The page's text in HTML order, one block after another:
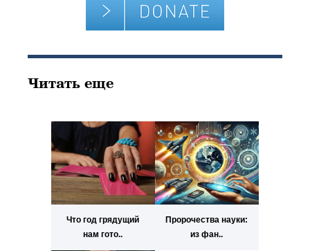
Читать еще
Что год грядущий
нам гото..
Пророчества науки:
из фан..